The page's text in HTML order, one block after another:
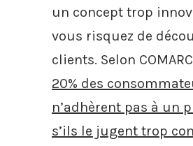
un concept trop
vous risquez de
clients. Selon
20% des
n’adhèrent pas à un
s’ils le jugent trop